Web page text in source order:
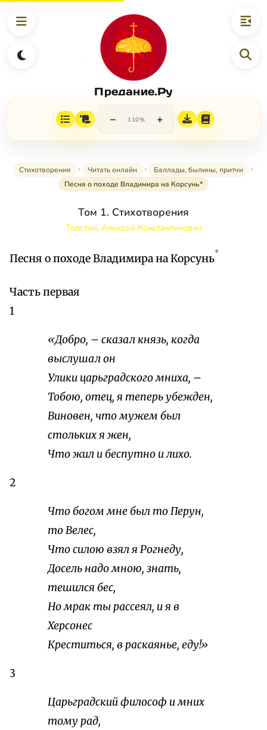
Предание.Ру
− 110% +
Стихотворения Читать онлайн
Баллады, былины, притчи
Песня о походе Владимира на Корсунь*
Том 1. Стихотворения
Толстой, Алексей Константинович
Песня о походе Владимира на Корсунь*
Часть первая
1
«Добро, – сказал князь, когда
выслушал он
Улики царьградского мниха, –
Тобою, отец, я теперь убежден,
Виновен, что мужем был
стольких я жен,
Что жил и беспутно и лихо.
2
Что богом мне был то Перун,
то Велес,
Что силою взял я Рогнеду,
Досель надо мною, знать,
тешился бес,
Но мрак ты рассеял, и я в
Херсонес
Креститься, в раскаянье, еду!»
3
Царьградский философ и мних
тому рад,